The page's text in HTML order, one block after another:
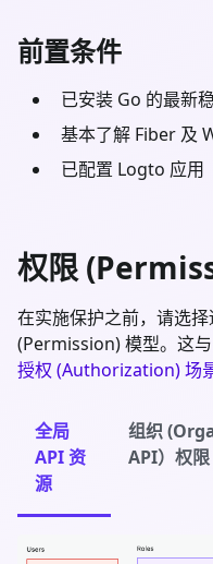
前置条件
已安装 Go 的最新
基本了解 Fiber 及
已配置 Logto 应用
权限
在实施保护之前，请选
(Permission) 模型。这
授权 (Authorization) 场
全局
API 资
源
组织
API）权